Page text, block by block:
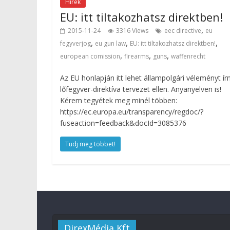
Hírek
EU: itt tiltakozhatsz direktben!
2015-11-24 3316 Views eec directive, eu
fegyverjog, eu gun law, EU: itt tiltakozhatsz direktben!,
european comission, firearms, guns, waffenrecht
Az EU honlapján itt lehet állampolgári véleményt
lőfegyver-direktíva tervezet ellen. Anyanyelven is!
Kérem tegyétek meg minél többen:
https://ec.europa.eu/transparency/regdoc/?
fuseaction=feedback&docId=3085376
Tudj meg többet!